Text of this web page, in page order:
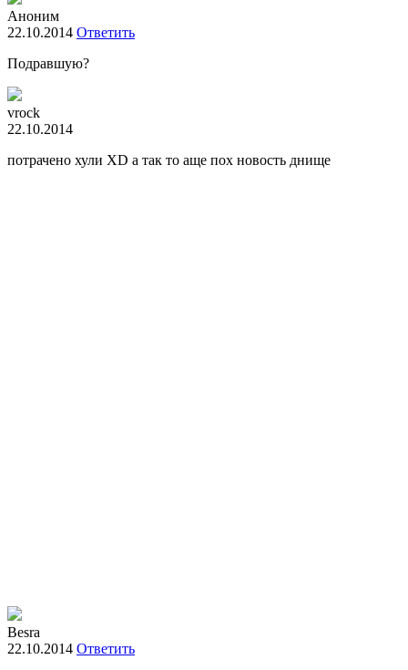
Аноним
22.10.2014 Ответить
Подравшую?
vrock
22.10.2014
потрачено хули XD а так то аще пох новость днище
Besra
22.10.2014 Ответить